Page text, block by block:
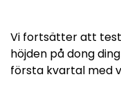
Vi fortsätter att
höjden på dong
första kvartal med